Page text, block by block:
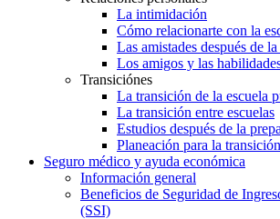
La intimidación
Cómo relacionarte con la
Las amistades después de
Los amigos y las
Transiciónes
La transición de la escuela
La transición entre escuelas
Estudios después de la
Planeación para la
Seguro médico y ayuda económica
Información general
Beneficios de Seguridad de
(SSI)